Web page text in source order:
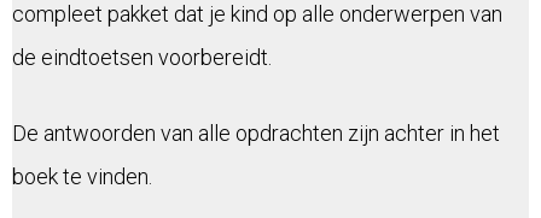
compleet pakket dat je kind op alle onderwerpen van
de eindtoetsen voorbereidt.
De antwoorden van alle opdrachten zijn achter in het
boek te vinden.